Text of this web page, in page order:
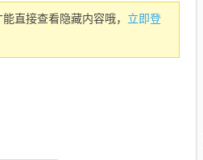
直接查看隐藏内容哦， 立即登